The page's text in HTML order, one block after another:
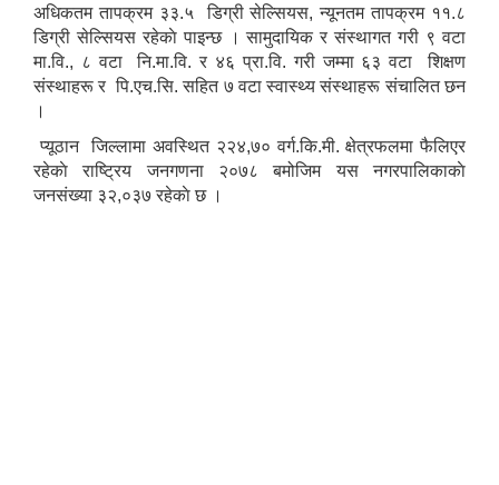
अधिकतम तापक्रम ३३.५ डिग्री सेल्सियस, न्यूनतम तापक्रम ११.८
डिग्री सेल्सियस रहेकाे पाइन्छ । सामुदायिक र संस्थागत गरी ९ वटा
मा.वि., ८ वटा नि.मा.वि. र ४६ प्रा.वि. गरी जम्मा ६३ वटा शिक्षण
संस्थाहरू र पि.एच.सि. सहित ७ वटा स्वास्थ्य संस्थाहरू संचालित छन
।
प्यूठान जिल्लामा अवस्थित २२४,७० वर्ग.कि.मी. क्षेत्रफलमा फैलिएर
रहेकाे राष्ट्रिय जनगणना २०७८ बमोजिम यस नगरपालिकाकाे
जनसंख्या ३२,०३७ रहेकाे छ ।